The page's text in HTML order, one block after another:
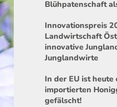
Blühpatenschaft
Innovationspreis
Landwirtschaft
innovative
Junglandwirte
In der EU ist heute
importierten
gefälscht!